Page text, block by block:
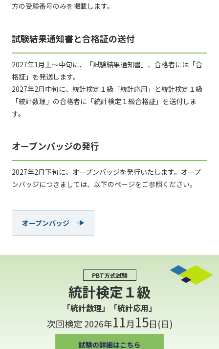
方の受験番号のみを掲載します。
試験結果通知書と合格証の送付
2027年1月上～中旬に、「試験結果通知書」、合格者には「合
格証」を発送します。
2027年2月中旬に、統計検定１級「統計応用」と統計検定１級
「統計数理」の合格者に「統計検定１級合格証」を送付しま
す。
オープンバッジの発行
2027年2月下旬に、オープンバッジを発行いたします。オープ
ンバッジにつきましては、以下のページをご参照ください。
オープンバッジ
PBT方式試験
統計検定１級
「統計数理」「統計応用」
次回検定 2026年11月15日(日)